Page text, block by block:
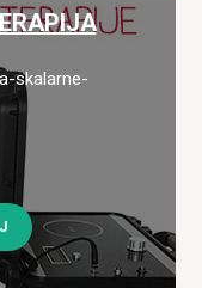
skalarne-